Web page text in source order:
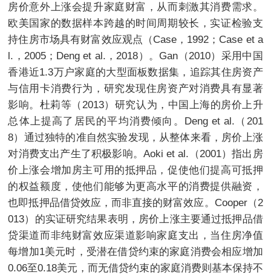
房价意外上涨会提升家庭财富，从而刺激其消费需求。
欧美国家的数据样本跨越的时间周期较长，实证检验支
持住房市场具有财富效应观点（Case，1992；Case et a
l.，2005；Deng et al.，2018）。Gan（2010）采用中国
香港近1.3万户家庭的大型面板数据集，追踪其住房资产
与信用卡消费行为，研究发现住房资产对消费具有显著
影响。杜莉等（2013）研究认为，中国上海的房价上升
总体上提高了居民的平均消费倾向。Deng et al.（201
8）通过独特的准自然实验发现，从整体来看，房价上涨
对消费支出产生了积极影响。Aoki et al.（2001）指出房
价上涨会增加房主可用的抵押品，促使他们提高可抵押
的权益额度，使他们能够为更高水平的消费提供融资，
也即抵押品借贷效应，而非直接的财富效应。Cooper（2
013）的实证研究结果表明，房价上涨主要通过抵押品借
贷渠道而非纯财富效应渠道影响家庭支出，当住房净值
每增加1美元时，受潜在借贷约束的家庭消费会相应增加
0.06至0.18美元，而无借贷约束的家庭消费则基本保持不